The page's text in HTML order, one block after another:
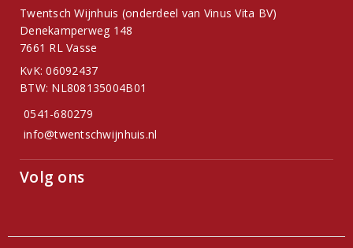
Twentsch Wijnhuis (onderdeel van Vinus Vita BV)
Denekamperweg 148
7661 RL Vasse
KvK: 06092437
BTW: NL808135004B01
0541-680279
info@twentschwijnhuis.nl
Volg ons